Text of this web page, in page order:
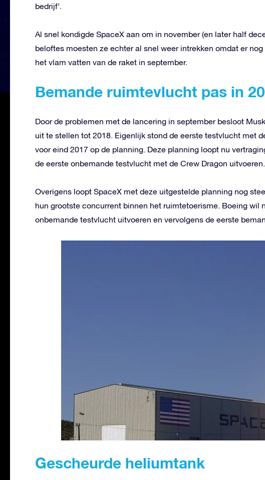
bedrijf’.
Al snel kondigde SpaceX aan om in november (en later half
beloftes moesten ze echter al snel weer intrekken omdat er
het vlam vatten van de raket in september.
Bemande ruimtevlucht pas in
Door de problemen met de lancering in september besloot
uit te stellen tot 2018. Eigenlijk stond de eerste testvlucht met
voor eind 2017 op de planning. Deze planning loopt nu
de eerste onbemande testvlucht met de Crew Dragon uitvoeren.
Overigens loopt SpaceX met deze uitgestelde planning nog
hun grootste concurrent binnen het ruimtetoerisme. Boeing wil
onbemande testvlucht uitvoeren en vervolgens de eerste
Gescheurde heliumtank